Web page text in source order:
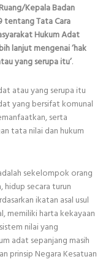
Kepala Badan
tentang Tata Cara
Hukum Adat
lanjut mengenai ‘hak
yang serupa itu’.
atau yang serupa itu
yang bersifat komunal
serta
tata nilai dan hukum
sekelompok orang
hidup secara turun
ikatan asal usul
memiliki harta kekayaan
nilai yang
adat sepanjang masih
prinsip Negara Kesatuan